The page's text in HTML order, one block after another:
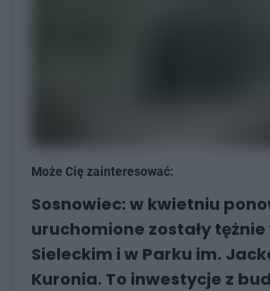
Może Cię zainteresować:
Sosnowiec: w kwietniu
uruchomione zostały tężnie
Sieleckim i w Parku im.
Kuronia. To inwestycje z